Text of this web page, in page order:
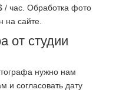
/ час. Обработка фото
на сайте.
от студии
нужно нам
и согласовать дату